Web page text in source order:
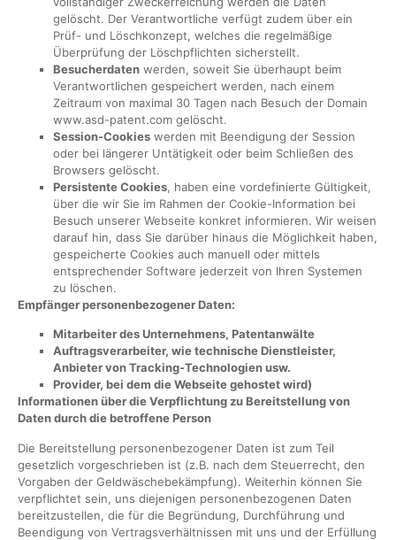
gelöscht. Der Verantwortliche verfügt zudem über ein
Prüf- und Löschkonzept, welches die regelmäßige
Überprüfung der Löschpflichten sicherstellt.
Besucherdaten werden, soweit Sie überhaupt beim
Verantwortlichen gespeichert werden, nach einem
Zeitraum von maximal 30 Tagen nach Besuch der Domain
www.asd-patent.com gelöscht.
Session-Cookies werden mit Beendigung der Session
oder bei längerer Untätigkeit oder beim Schließen des
Browsers gelöscht.
Persistente Cookies, haben eine vordefinierte Gültigkeit,
über die wir Sie im Rahmen der Cookie-Information bei
Besuch unserer Webseite konkret informieren. Wir weisen
darauf hin, dass Sie darüber hinaus die Möglichkeit haben,
gespeicherte Cookies auch manuell oder mittels
entsprechender Software jederzeit von Ihren Systemen
zu löschen.
Empfänger personenbezogener Daten:
Mitarbeiter des Unternehmens, Patentanwälte
Auftragsverarbeiter, wie technische Dienstleister,
Anbieter von Tracking-Technologien usw.
Provider, bei dem die Webseite gehostet wird)
Informationen über die Verpflichtung zu Bereitstellung von
Daten durch die betroffene Person
Die Bereitstellung personenbezogener Daten ist zum Teil
gesetzlich vorgeschrieben ist (z.B. nach dem Steuerrecht, den
Vorgaben der Geldwäschebekämpfung). Weiterhin können Sie
verpflichtet sein, uns diejenigen personenbezogenen Daten
bereitzustellen, die für die Begründung, Durchführung und
Beendigung von Vertragsverhältnissen mit uns und der Erfüllung